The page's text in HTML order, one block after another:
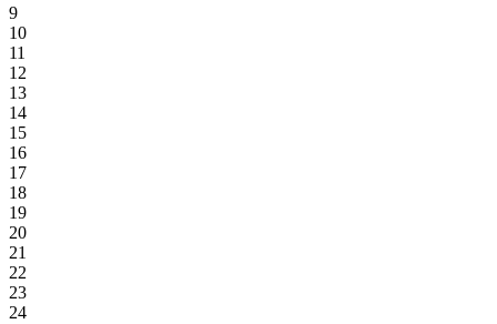
9
10
11
12
13
14
15
16
17
18
19
20
21
22
23
24